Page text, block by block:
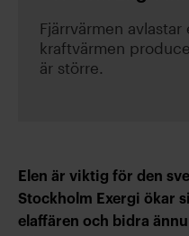
Fjärrvärmen
kraftvärmen
är större.
Elen är viktig för den
Stockholm Exergi ökar
elaffären och bidra